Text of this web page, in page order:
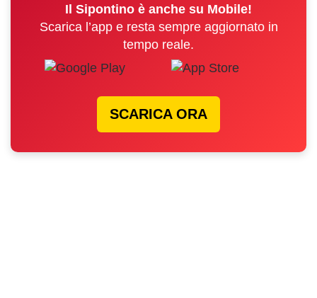
Il Sipontino è anche su Mobile!
Scarica l’app e resta sempre aggiornato in
tempo reale.
SCARICA ORA